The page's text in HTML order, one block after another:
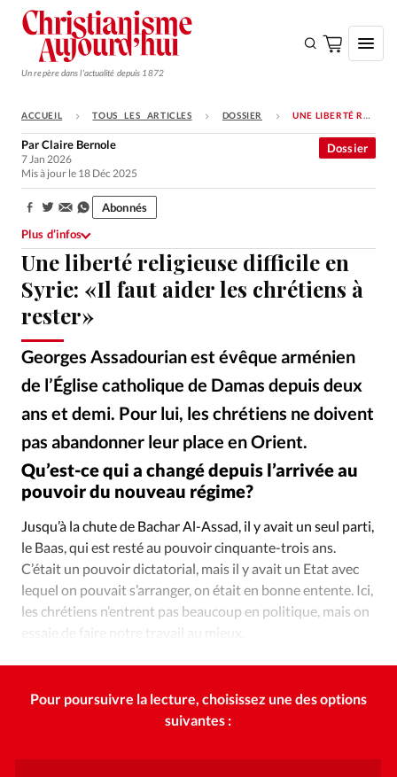
Un repère dans l'actualité depuis 1872
S'ABONNER
Monde
Opinions
Tous les articles
Faire un don
Emploi
Se connecter
Édition: Internationale
Devise:
CHF
RUBRIQUES
Tous les articles
Actualité chrétienne
Dossier
Eglises Foi Génération réveil
Monde
Opinions
Publireportage
Relations Aujourd'hui
Société
Tour du monde des Eglises
Trait d'Ixène
Vécu
Vie Intérieure
ACCUEIL TOUS LES ARTICLES DOSSIER UNE LIBERTÉ RELIGIEUSE DIFFICILE EN SYRIE: «IL FAUT AIDER LES CHRÉTIENS À RESTER»
Une liberté religieuse difficile en
Syrie: «Il faut aider les chrétiens à
rester»
Georges Assadourian est évêque arménien
de l’Église catholique de Damas depuis deux
ans et demi. Pour lui, les chrétiens ne doivent
pas abandonner leur place en Orient.
Dossier
ParClaire Bernole
7 Jan 2026
Mis à jour le 18 Déc 2025
Partager:
Abonnés
Plus d’infos
©Claire Bernole / Eglise catholique maronite de Bab Toma.
Qu’est-ce qui a changé depuis l’arrivée au
pouvoir du nouveau régime?
Jusqu’à la chute de Bachar Al-Assad, il y avait un seul parti,
le Baas, qui est resté au pouvoir cinquante-trois ans.
C’était un pouvoir dictatorial, mais il y avait un Etat avec
lequel on pouvait s’arranger, on était en bonne entente. Ici,
les chrétiens n’entrent pas beaucoup en politique, mais on
essaie de faire notre travail au mieux.
Pour poursuivre la lecture, choisissez une des options
suivantes :